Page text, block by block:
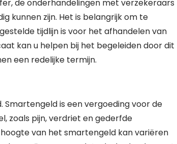
de onderhandelingen met verzekeraars
kunnen zijn. Het is belangrijk om te
tijdlijn is voor het afhandelen van
kan u helpen bij het begeleiden door dit
een redelijke termijn.
is een vergoeding voor de
zoals pijn, verdriet en gederfde
van het smartengeld kan variëren